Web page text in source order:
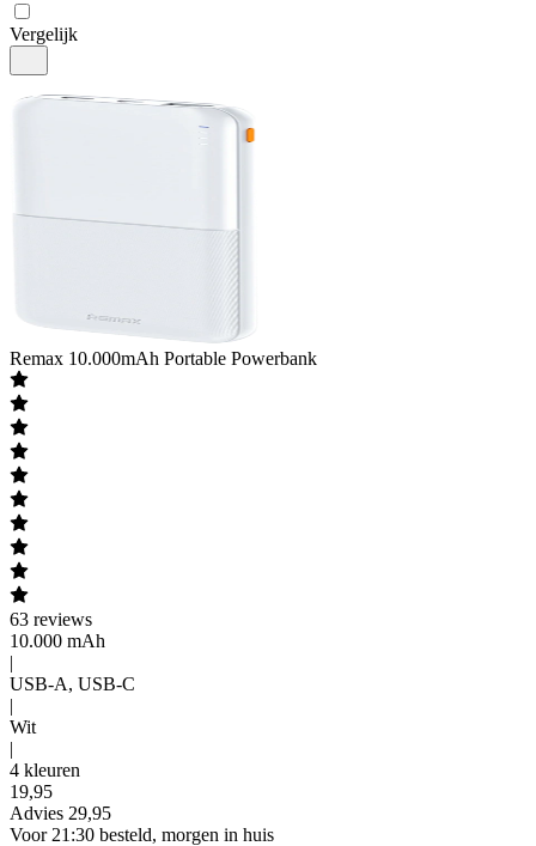
Vergelijk
Remax 10.000mAh Portable Powerbank
63 reviews
10.000 mAh
|
USB-A, USB-C
|
Wit
|
4 kleuren
19,95
Advies 29,95
Voor 21:30 besteld, morgen in huis